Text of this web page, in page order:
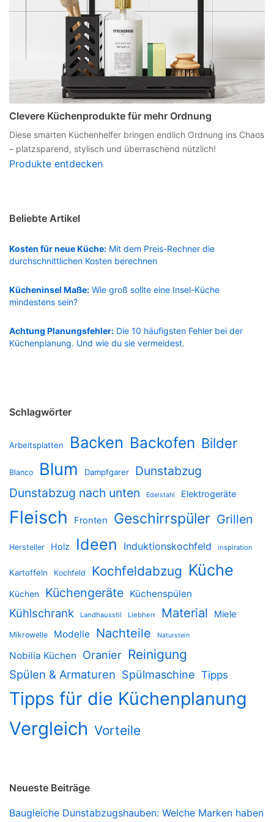
Clevere Küchenprodukte für mehr Ordnung
Diese smarten Küchenhelfer bringen endlich Ordnung ins Chaos
– platzsparend, stylisch und überraschend nützlich!
Produkte entdecken
Beliebte Artikel
Kosten für neue Küche: Mit dem Preis-Rechner die
durchschnittlichen Kosten berechnen
Kücheninsel Maße: Wie groß sollte eine Insel-Küche
mindestens sein?
Achtung Planungsfehler: Die 10 häufigsten Fehler bei der
Küchenplanung. Und wie du sie vermeidest.
Schlagwörter
Arbeitsplatten Backen Backofen Bilder
Blanco Blum Dampfgarer
Dunstabzug
Dunstabzug nach unten
Edelstahl Elektrogeräte
Fleisch Fronten Geschirrspüler Grillen
Hersteller Holz Ideen Induktionskochfeld inspiration
Kartoffeln Kochfeld Kochfeldabzug Küche
Küchen Küchengeräte Küchenspülen
Kühlschrank Landhausstil Liebherr Material Miele
Mikrowelle Modelle Nachteile Naturstein
Nobilia Küchen Oranier Reinigung
Spülen & Armaturen Spülmaschine Tipps
Tipps für die Küchenplanung
Vergleich Vorteile
Neueste Beiträge
Baugleiche Dunstabzugshauben: Welche Marken haben